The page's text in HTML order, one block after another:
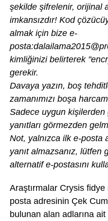
şekilde şifrelenir, orijinal
imkansızdır! Kod
almak için bize e-
kimliğinizi belirterek
gerekir.
Davaya yazın, boş
zamanımızı boşa
Sadece uygun
yanıtları görmezden
Not, yalnızca ilk e-posta
yanıt almazsanız, lütfen
alternatif e-postasını
Araştırmalar Crysis
posta adresinin Çek
bulunan alan adlarına